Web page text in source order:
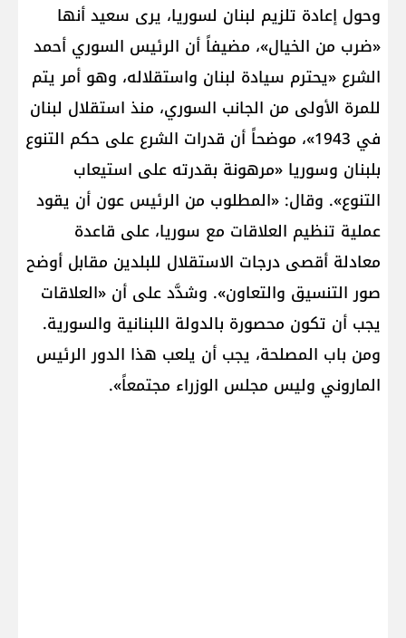
وحول إعادة تلزيم لبنان لسوريا، يرى سعيد أنها
«ضرب من الخيال»، مضيفاً أن الرئيس السوري أحمد
الشرع «يحترم سيادة لبنان واستقلاله، وهو أمر يتم
للمرة الأولى من الجانب السوري، منذ استقلال لبنان
في 1943»، موضحاً أن قدرات الشرع على حكم التنوع
بلبنان وسوريا «مرهونة بقدرته على استيعاب
التنوع». وقال: «المطلوب من الرئيس عون أن يقود
عملية تنظيم العلاقات مع سوريا، على قاعدة
معادلة أقصى درجات الاستقلال للبلدين مقابل أوضح
صور التنسيق والتعاون». وشدَّد على أن «العلاقات
يجب أن تكون محصورة بالدولة اللبنانية والسورية.
ومن باب المصلحة، يجب أن يلعب هذا الدور الرئيس
الماروني وليس مجلس الوزراء مجتمعاً».